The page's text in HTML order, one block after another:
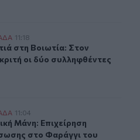
οι δύο συλληφθέντες
11:18
στη Βοιωτία: Στον ανακριτή
στη Βοιωτία: Στον
οι δύο συλληφθέντες
διάσωσης στο Φαράγγι του
11:04
Μάνη: Επιχείρηση
Μάνη: Επιχείρηση
στο Φαράγγι του